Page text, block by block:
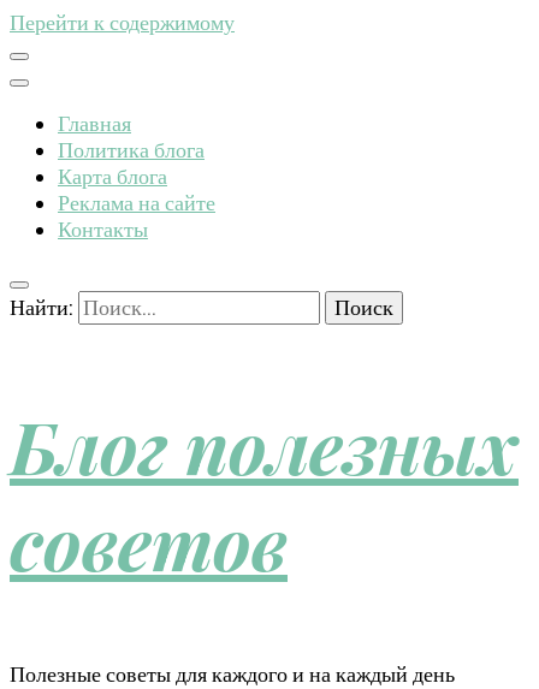
Перейти к содержимому
Главная
Политика блога
Карта блога
Реклама на сайте
Контакты
Найти:
Блог полезных
советов
Полезные советы для каждого и на каждый день